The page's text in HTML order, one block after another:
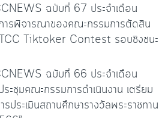
ฉบับที่ 67 ประจำเดือน
รพิจารณาของคณะกรรมการตัดสิน
Tiktoker Contest รอบชิงชนะ
ฉบับที่ 66 ประจำเดือน
ชุมคณะกรรมการดำเนินงาน เตรียม
ประเมินสถานศึกษารางวัลพระราชทาน